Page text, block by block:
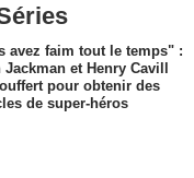
avez faim tout le temps" :
Jackman et Henry Cavill
pour obtenir des
de super-héros